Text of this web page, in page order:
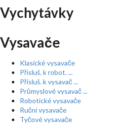
Vychytávky
Vysavače
Klasické vysavače
Přísluš. k robot. ...
Přísluš. k vysavač ...
Průmyslové vysavač ...
Robotické vysavače
Ruční vysavače
Tyčové vysavače